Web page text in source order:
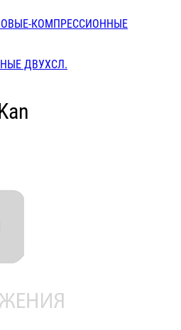
КОМПРЕССИОННЫЕ
ДВУХСЛ.